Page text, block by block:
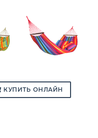
КУПИТЬ ОНЛАЙН